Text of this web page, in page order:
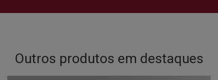
Outros produtos em destaques